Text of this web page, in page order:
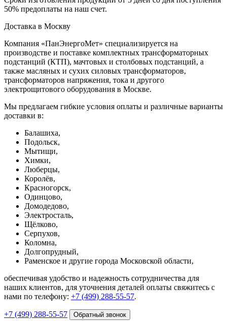
50% предоплаты на наш счет.
Доставка в Москву
Компания «ПанЭнергоМет» специализируется на
производстве и поставке комплектных трансформаторных
подстанций (КТП), мачтовых и столбовых подстанций, а
также масляных и сухих силовых трансформаторов,
трансформаторов напряжения, тока и другого
электрощитового оборудования в Москве.
Мы предлагаем гибкие условия оплаты и различные варианты
доставки в:
Балашиха,
Подольск,
Мытищи,
Химки,
Люберцы,
Королёв,
Красногорск,
Одинцово,
Домодедово,
Электросталь,
Щёлково,
Серпухов,
Коломна,
Долгопрудный,
Раменское и другие города Московской области,
обеспечивая удобство и надежность сотрудничества для
наших клиентов, для уточнения деталей оплаты свяжитесь с
нами по телефону: +7 (499) 288-55-57.
+7 (499) 288-55-57